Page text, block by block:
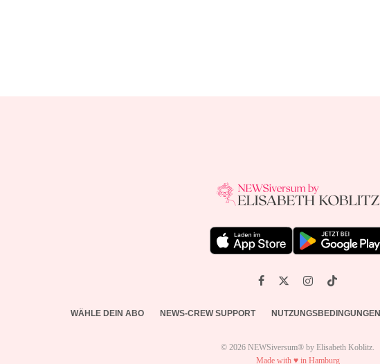
WÄHLE DEIN ABO NEWS-CREW SUPPORT NUTZUNGSBEDINGUNGEN
© 2026 NEWSiversum® by Elisabeth Koblitz.
Made with ♥ in Hamburg